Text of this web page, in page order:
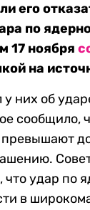
его
по
17 ноября
на
них об
сообщило,
превышают
удар по
в